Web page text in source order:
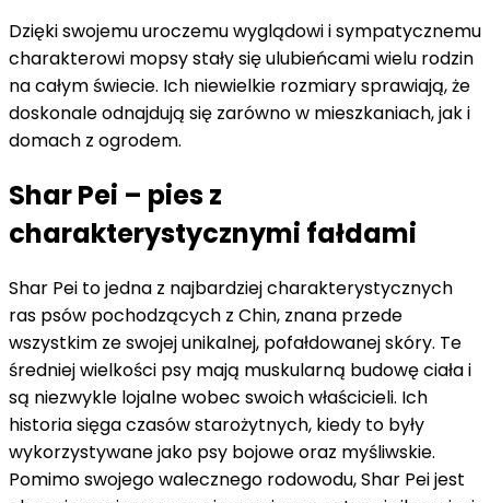
Dzięki swojemu uroczemu wyglądowi i sympatycznemu
charakterowi mopsy stały się ulubieńcami wielu rodzin
na całym świecie. Ich niewielkie rozmiary sprawiają, że
doskonale odnajdują się zarówno w mieszkaniach, jak i
domach z ogrodem.
Shar Pei – pies z
charakterystycznymi fałdami
Shar Pei to jedna z najbardziej charakterystycznych
ras psów pochodzących z Chin, znana przede
wszystkim ze swojej unikalnej, pofałdowanej skóry. Te
średniej wielkości psy mają muskularną budowę ciała i
są niezwykle lojalne wobec swoich właścicieli. Ich
historia sięga czasów starożytnych, kiedy to były
wykorzystywane jako psy bojowe oraz myśliwskie.
Pomimo swojego walecznego rodowodu, Shar Pei jest